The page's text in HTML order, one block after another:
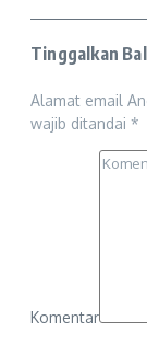
Tinggalkan
Alamat email
wajib ditandai *
Komentar